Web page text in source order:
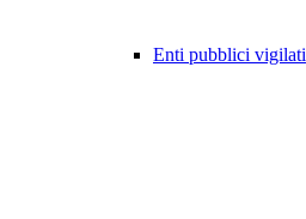
Enti pubblici vigilati